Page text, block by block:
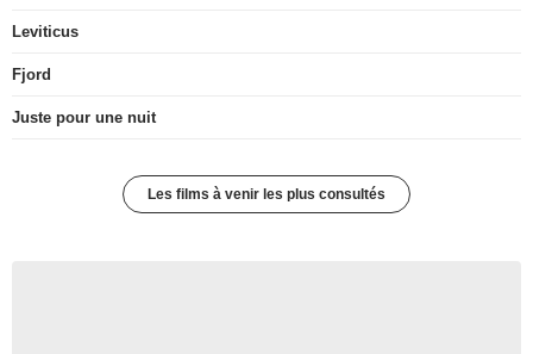
Leviticus
Fjord
Juste pour une nuit
Les films à venir les plus consultés